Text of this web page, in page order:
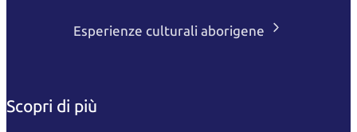
Esperienze culturali aborigene
Scopri di più